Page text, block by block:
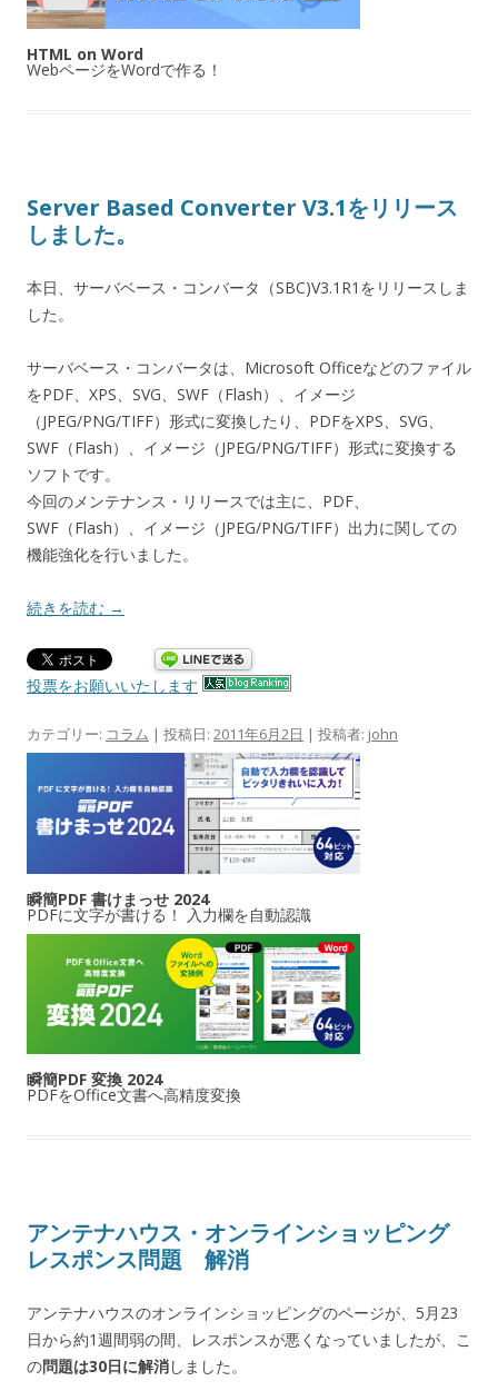
HTML on Word
WebページをWordで作る！
Server Based Converter V3.1をリリース
しました。
本日、サーバベース・コンバータ（SBC)V3.1R1をリリースしま
した。
サーバベース・コンバータは、Microsoft Officeなどのファイル
をPDF、XPS、SVG、SWF（Flash）、イメージ
（JPEG/PNG/TIFF）形式に変換したり、PDFをXPS、SVG、
SWF（Flash）、イメージ（JPEG/PNG/TIFF）形式に変換する
ソフトです。
今回のメンテナンス・リリースでは主に、PDF、
SWF（Flash）、イメージ（JPEG/PNG/TIFF）出力に関しての
機能強化を行いました。
続きを読む →
投票をお願いいたします
カテゴリー: コラム | 投稿日: 2011年6月2日 | 投稿者: john
瞬簡PDF 書けまっせ 2024
PDFに文字が書ける！ 入力欄を自動認識
瞬簡PDF 変換 2024
PDFをOffice文書へ高精度変換
アンテナハウス・オンラインショッピング
レスポンス問題 解消
アンテナハウスのオンラインショッピングのページが、5月23
日から約1週間弱の間、レスポンスが悪くなっていましたが、こ
の問題は30日に解消しました。